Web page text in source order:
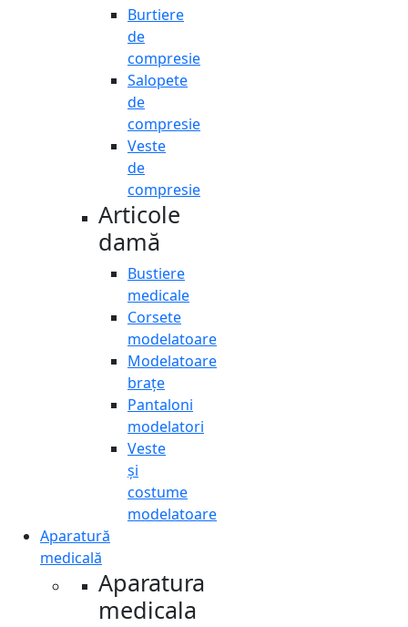
Burtiere
de
compresie
Salopete
de
compresie
Veste
de
compresie
Articole
damă
Bustiere
medicale
Corsete
modelatoare
Modelatoare
brațe
Pantaloni
modelatori
Veste
și
costume
modelatoare
Aparatură
medicală
Aparatura
medicala